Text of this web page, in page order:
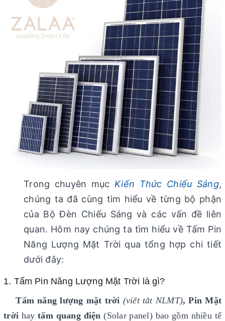
Trong chuyên mục Kiến Thức Chiếu Sáng,
chúng ta đã cùng tìm hiểu về từng bộ phận
của Bộ Đèn Chiếu Sáng và các vấn đề liên
quan. Hôm nay chúng ta tìm hiểu về Tấm Pin
Năng Lượng Mặt Trời qua tổng hợp chi tiết
dưới đây:
1. Tấm Pin Năng Lượng Mặt Trời là gì?
Tấm năng lượng mặt trời (viết tắt NLMT), Pin Mặt
trời haytấm quang điện (Solar panel) bao gồm nhiều tế